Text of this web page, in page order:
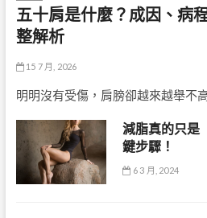
五十肩是什麼？成因、病
整解析
15 7 月, 2026
明明沒有受傷，肩膀卻越來越舉不
減脂真的只是
鍵步驟！
6 3 月, 2024